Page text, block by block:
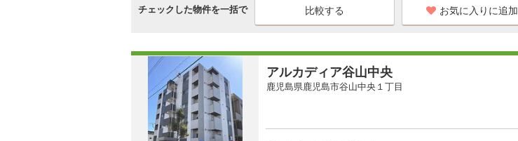
チェックした物件を一括で お気に入りに追加
アルカディア谷山中央
鹿児島県鹿児島市谷山中央１丁目